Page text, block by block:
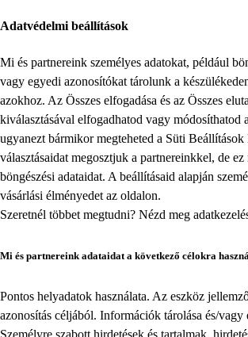
Adatvédelmi beállítások
Mi és partnereink személyes adatokat, például
vagy egyedi azonosítókat tárolunk a
azokhoz. Az Összes elfogadása és az Összes
kiválasztásával elfogadhatod vagy módosíthatod
ugyanezt bármikor megteheted a Süti Beállítások
választásaidat megosztjuk a partnereinkkel, de ez
böngészési adataidat. A beállításaid alapján
vásárlási élményedet az oldalon.
Szeretnél többet megtudni? Nézd meg
Mi és partnereink adataidat a következő célokra
Pontos helyadatok használata. Az eszköz
azonosítás céljából. Információk tárolása és/vagy
Személyre szabott hirdetések és tartalmak,